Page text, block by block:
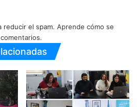
reducir el spam. Aprende cómo se